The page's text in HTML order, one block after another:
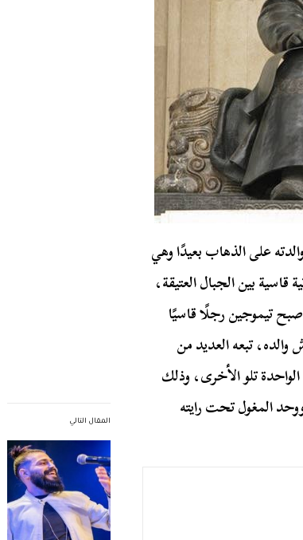
المقال التالي
على الذهاب بعيدًا وهي
بين الجبال العتيقة،
تيموجين رجلًا قاسيًا
تبعه العديد من
تلو الأخرى، وذلك
المغول تحت رايته